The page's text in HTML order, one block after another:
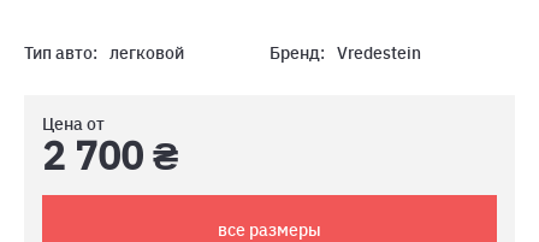
Тип авто: легковой Бренд: Vredestein
Цена от
2 700 ₴
все размеры